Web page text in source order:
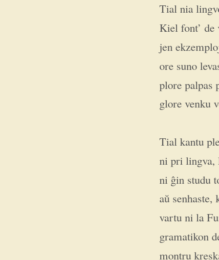
Tial nia
Kiel font’ de
jen
ore suno
plore palpas
glore venku
Tial kantu
ni pri lingva,
ni ĝin studu
aŭ senhaste,
vartu ni la
gramatikon
montru